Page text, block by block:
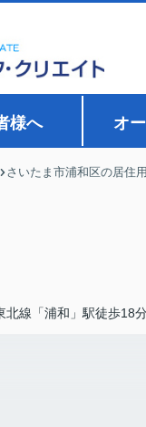
様へ オ
さいたま市浦和区の居住
北線「浦和」駅徒歩18